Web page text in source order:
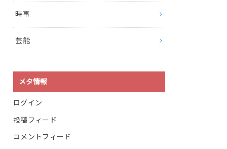
時事
芸能
メタ情報
ログイン
投稿フィード
コメントフィード